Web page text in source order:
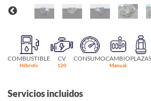
COMBUSTIBLE
Híbrido
CV
120
CONSUMOCAMBIO
Manual
PLAZAS
Servicios incluidos